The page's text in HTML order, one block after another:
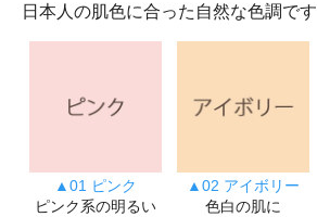
日本人の肌色に合った自然な色調です
▲01 ピンク
ピンク系の明るい
▲02 アイボリー
色白の肌に